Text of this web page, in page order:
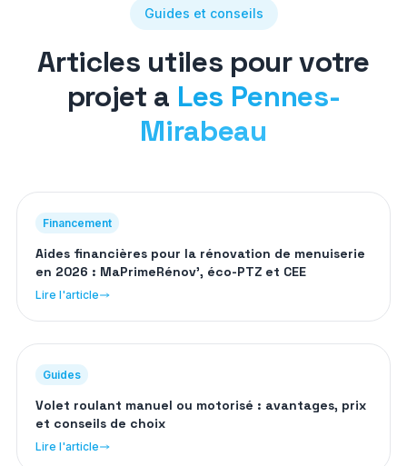
Guides et conseils
Articles utiles pour votre
projet a Les Pennes-
Mirabeau
Financement
Aides financières pour la rénovation de menuiserie
en 2026 : MaPrimeRénov', éco-PTZ et CEE
Lire l'article
Guides
Volet roulant manuel ou motorisé : avantages, prix
et conseils de choix
Lire l'article